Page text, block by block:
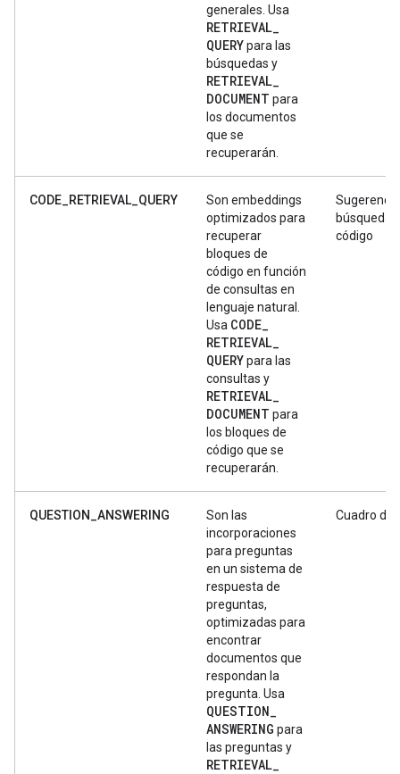
generales. Usa
RETRIEVAL_
QUERYpara las
búsquedas y
RETRIEVAL_
DOCUMENT para
los documentos
que se
recuperarán.
CODE_RETRIEVAL_QUERY
Son embeddings
optimizados para
recuperar
bloques de
código en función
de consultas en
lenguaje natural.
Usa CODE_
RETRIEVAL_
QUERYpara las
consultas y
RETRIEVAL_
DOCUMENT para
los bloques de
código que se
recuperarán.
búsqueda
código
QUESTION_ANSWERING
Son las
incorporaciones
para preguntas
en un sistema de
respuesta de
preguntas,
optimizadas para
encontrar
documentos que
respondan la
pregunta. Usa
QUESTION_
ANSWERING para
las preguntas y
RETRIEVAL_
Cuadro de